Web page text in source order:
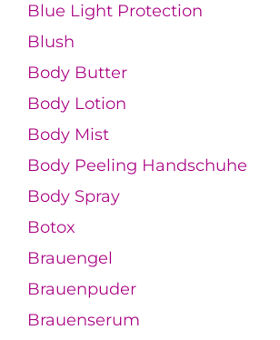
Blue Light Protection
Blush
Body Butter
Body Lotion
Body Mist
Body Peeling Handschuhe
Body Spray
Botox
Brauengel
Brauenpuder
Brauenserum